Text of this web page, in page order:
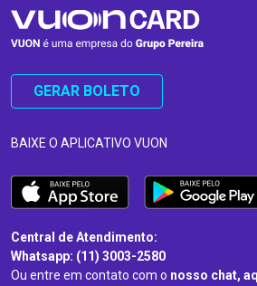
GERAR BOLETO
BAIXE O APLICATIVO VUON
Central de Atendimento:
Whatsapp: (11) 3003-2580
Ou entre em contato com o nosso chat,